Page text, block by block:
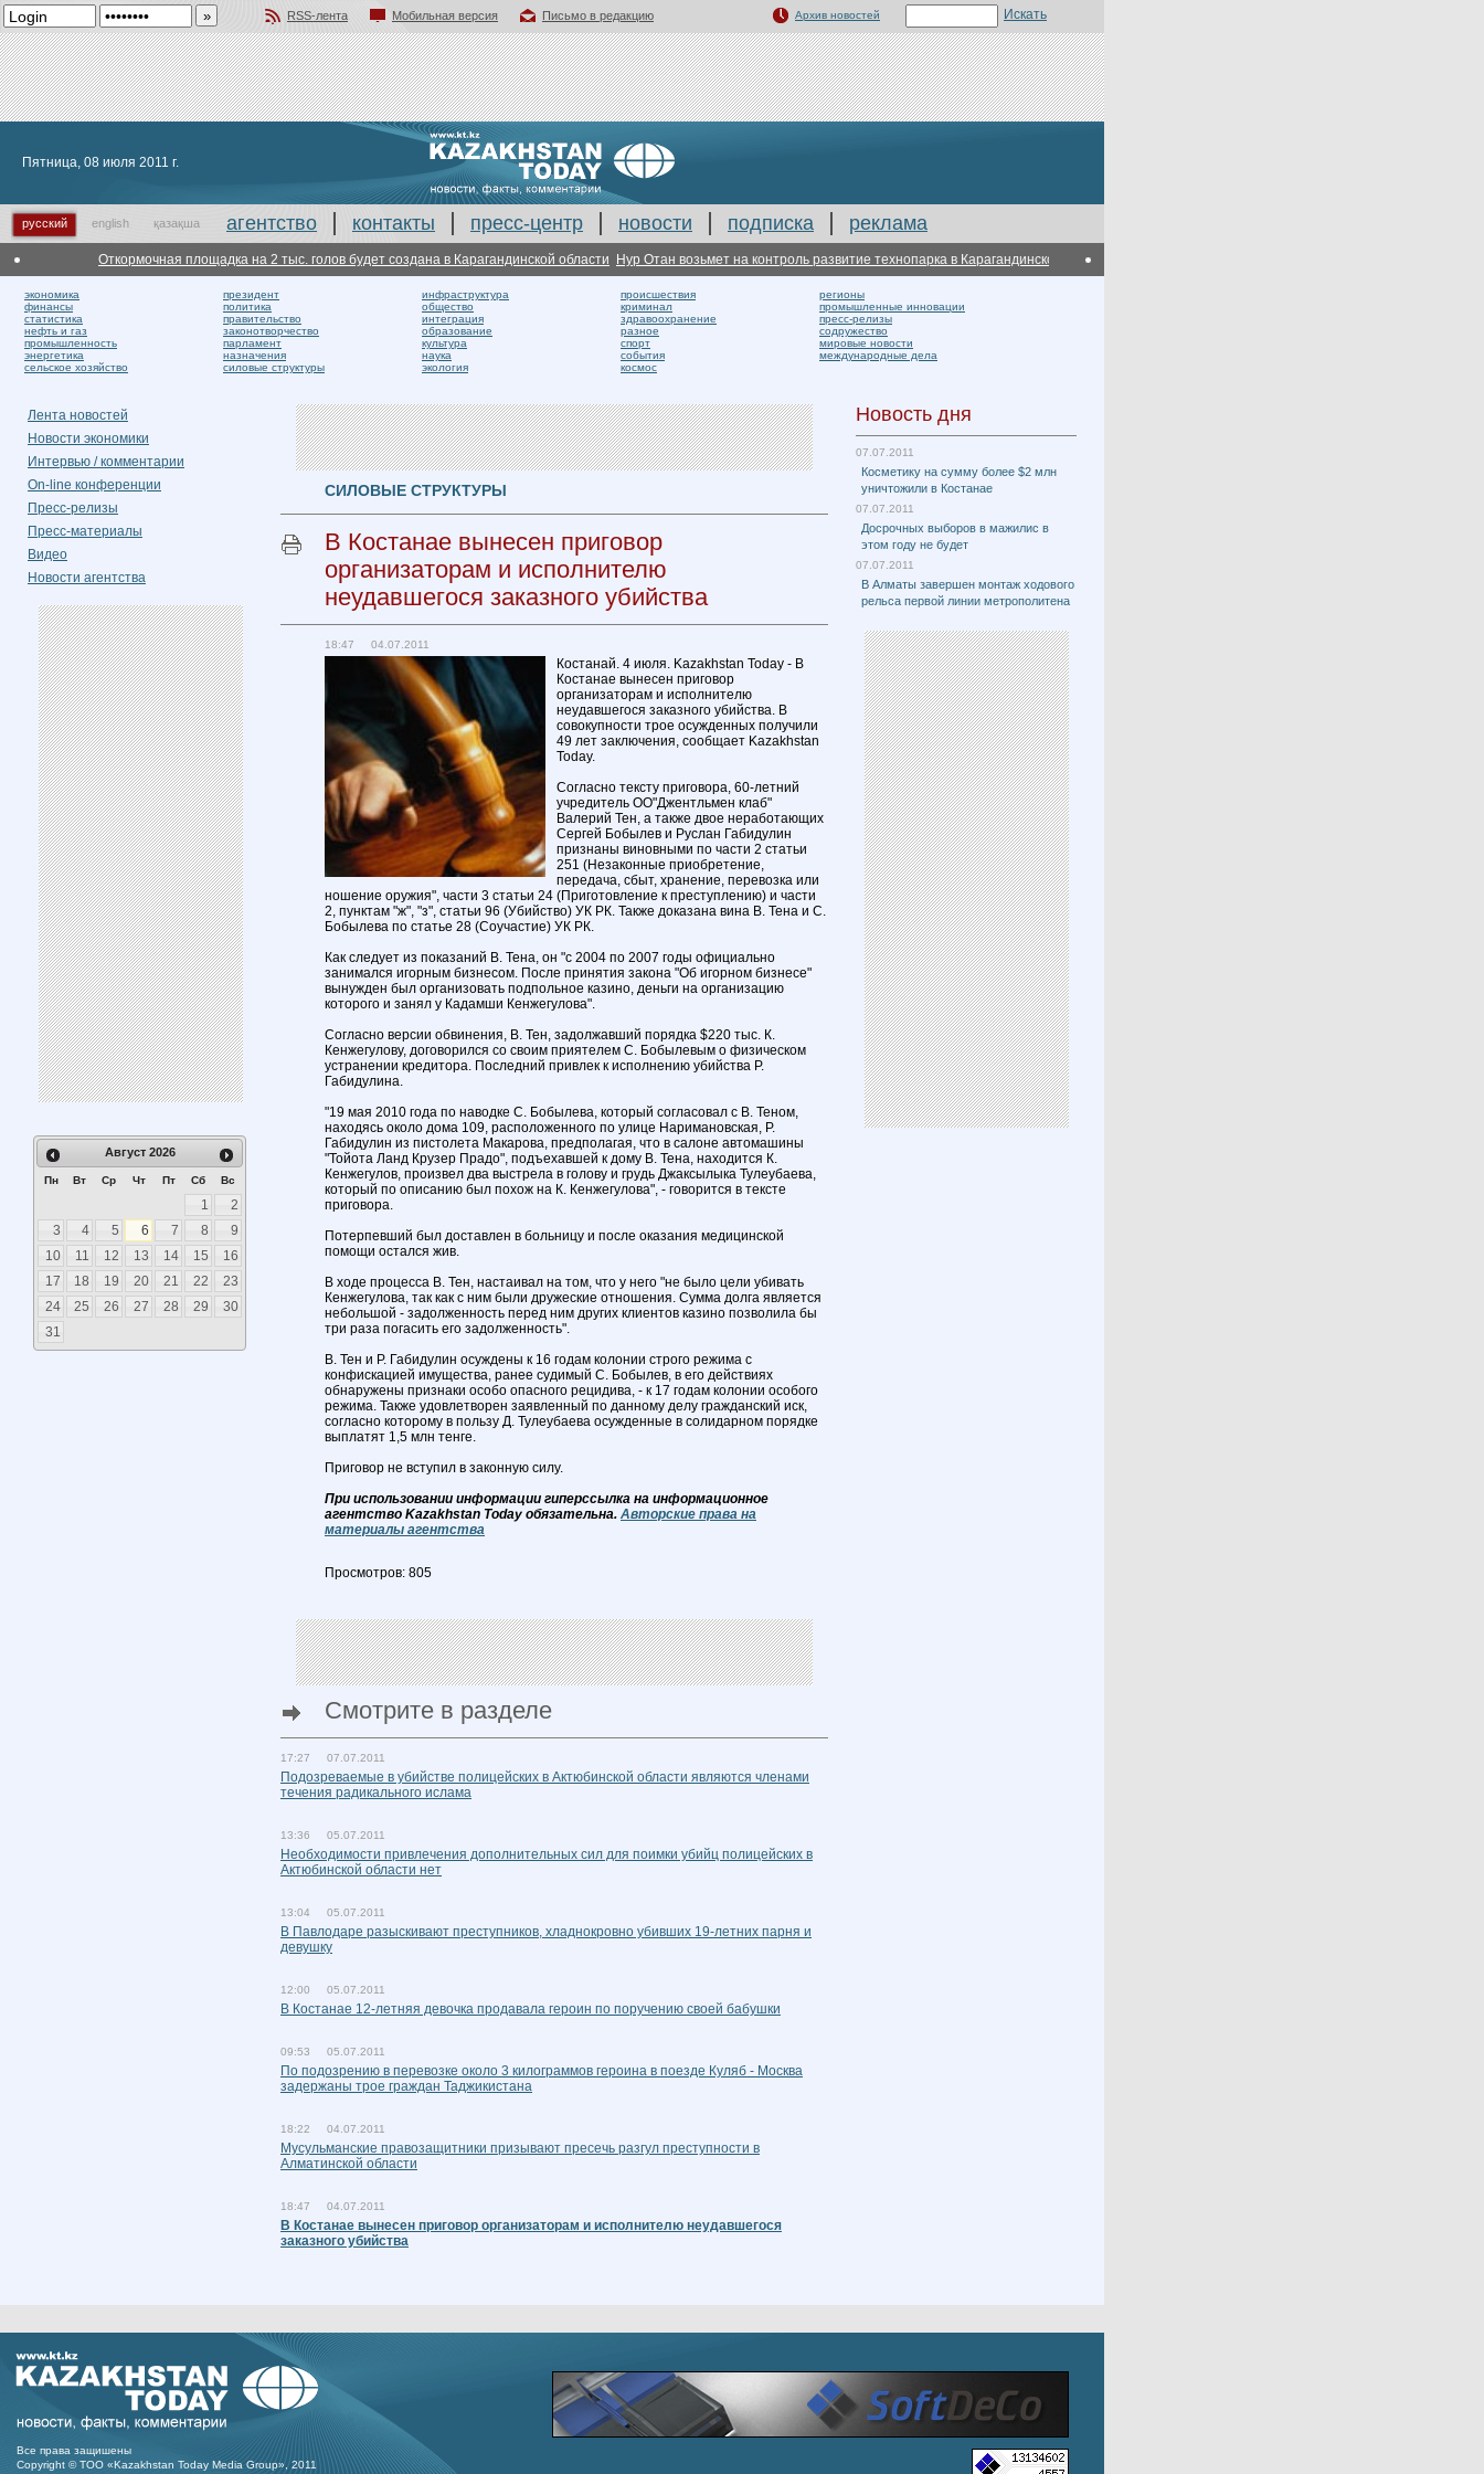
RSS-лента Мобильная версия
Письмо в редакцию
Архив новостей
Пятница, 08 июля 2011 г.
русский english қазақша агентство контакты пресс-центр новости подписка реклама
Откормочная площадка на 2 тыс. голов будет создана в Карагандинской области Нур Отан возьмет на контроль развитие технопарка в Карагандинской области
экономика
финансы
статистика
нефть и газ
промышленность
энергетика
сельское хозяйство
президент
политика
правительство
законотворчество
парламент
назначения
силовые структуры
инфраструктура
общество
интеграция
образование
культура
наука
экология
происшествия
криминал
здравоохранение
разное
спорт
события
космос
регионы
промышленные инновации
пресс-релизы
содружество
мировые новости
международные дела
Лента новостей
Новости экономики
Интервью / комментарии
On-line конференции
Пресс-релизы
Пресс-материалы
Видео
Новости агентства
Август 2026
Пн Вт Ср Чт Пт Сб Вс
1
2
3
4 5 6 7 8
9
10
11 12 13 14 15
16
17
18 19 20 21 22
23
24
25 26 27 28 29
30
31
СИЛОВЫЕ СТРУКТУРЫ
В Костанае вынесен приговор
организаторам и исполнителю
неудавшегося заказного убийства
18:47 04.07.2011
Костанай. 4 июля. Kazakhstan Today - В
Костанае вынесен приговор
организаторам и исполнителю
неудавшегося заказного убийства. В
совокупности трое осужденных получили
49 лет заключения, сообщает Kazakhstan
Today.
Согласно тексту приговора, 60-летний
учредитель ОО"Джентльмен клаб"
Валерий Тен, а также двое неработающих
Сергей Бобылев и Руслан Габидулин
признаны виновными по части 2 статьи
251 (Незаконные приобретение,
передача, сбыт, хранение, перевозка или
ношение оружия", части 3 статьи 24 (Приготовление к преступлению) и части
2, пунктам "ж", "з", статьи 96 (Убийство) УК РК. Также доказана вина В. Тена и С.
Бобылева по статье 28 (Соучастие) УК РК.
Как следует из показаний В. Тена, он "с 2004 по 2007 годы официально
занимался игорным бизнесом. После принятия закона "Об игорном бизнесе"
вынужден был организовать подпольное казино, деньги на организацию
которого и занял у Кадамши Кенжегулова".
Согласно версии обвинения, В. Тен, задолжавший порядка $220 тыс. К.
Кенжегулову, договорился со своим приятелем С. Бобылевым о физическом
устранении кредитора. Последний привлек к исполнению убийства Р.
Габидулина.
"19 мая 2010 года по наводке С. Бобылева, который согласовал с В. Теном,
находясь около дома 109, расположенного по улице Наримановская, Р.
Габидулин из пистолета Макарова, предполагая, что в салоне автомашины
"Тойота Ланд Крузер Прадо", подъехавшей к дому В. Тена, находится К.
Кенжегулов, произвел два выстрела в голову и грудь Джаксылыка Тулеубаева,
который по описанию был похож на К. Кенжегулова", - говорится в тексте
приговора.
Потерпевший был доставлен в больницу и после оказания медицинской
помощи остался жив.
В ходе процесса В. Тен, настаивал на том, что у него "не было цели убивать
Кенжегулова, так как с ним были дружеские отношения. Сумма долга является
небольшой - задолженность перед ним других клиентов казино позволила бы
три раза погасить его задолженность".
В. Тен и Р. Габидулин осуждены к 16 годам колонии строго режима с
конфискацией имущества, ранее судимый С. Бобылев, в его действиях
обнаружены признаки особо опасного рецидива, - к 17 годам колонии особого
режима. Также удовлетворен заявленный по данному делу гражданский иск,
согласно которому в пользу Д. Тулеубаева осужденные в солидарном порядке
выплатят 1,5 млн тенге.
Приговор не вступил в законную силу.
При использовании информации гиперссылка на информационное
агентство Kazakhstan Today обязательна. Авторские права на
материалы агентства
Просмотров: 805
Смотрите в разделе
17:27 07.07.2011
Подозреваемые в убийстве полицейских в Актюбинской области являются членами
течения радикального ислама
13:36 05.07.2011
Необходимости привлечения дополнительных сил для поимки убийц полицейских в
Актюбинской области нет
13:04 05.07.2011
В Павлодаре разыскивают преступников, хладнокровно убивших 19-летних парня и
девушку
12:00 05.07.2011
В Костанае 12-летняя девочка продавала героин по поручению своей бабушки
09:53 05.07.2011
По подозрению в перевозке около 3 килограммов героина в поезде Куляб - Москва
задержаны трое граждан Таджикистана
18:22 04.07.2011
Мусульманские правозащитники призывают пресечь разгул преступности в
Алматинской области
18:47 04.07.2011
В Костанае вынесен приговор организаторам и исполнителю неудавшегося
заказного убийства
Новость дня
07.07.2011
Косметику на сумму более $2 млн
уничтожили в Костанае
07.07.2011
Досрочных выборов в мажилис в
этом году не будет
07.07.2011
В Алматы завершен монтаж ходового
рельса первой линии метрополитена
Все права защишены
Copyright © ТОО «Kazakhstan Today Media Group», 2011